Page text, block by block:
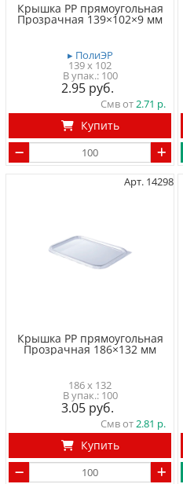
Крышка PP прямоугольная
Прозрачная 139×102×9 мм
▸ ПолиЭР
139 x 102
100
2.95
Смв от2.71
Купить
Арт. 14298
Крышка PP прямоугольная
Прозрачная 186×132 мм
186 x 132
100
3.05
Смв от2.81
Купить